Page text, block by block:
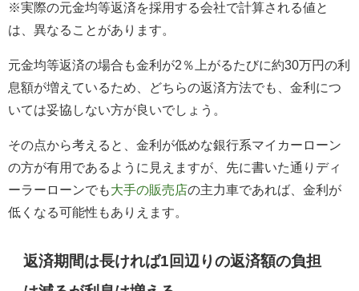
※実際の元金均等返済を採用する会社で計算される値と
は、異なることがあります。
元金均等返済の場合も金利が2％上がるたびに約30万円の利
息額が増えているため、どちらの返済方法でも、金利につ
いては妥協しない方が良いでしょう。
その点から考えると、金利が低めな銀行系マイカーローン
の方が有用であるように見えますが、先に書いた通りディ
ーラーローンでも大手の販売店の主力車であれば、金利が
低くなる可能性もありえます。
返済期間は長ければ1回辺りの返済額の負担